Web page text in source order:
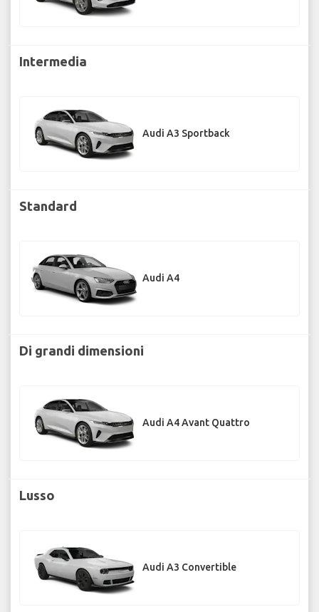
Intermedia
Audi A3 Sportback
Standard
Audi A4
Di grandi dimensioni
Audi A4 Avant Quattro
Lusso
Audi A3 Convertible